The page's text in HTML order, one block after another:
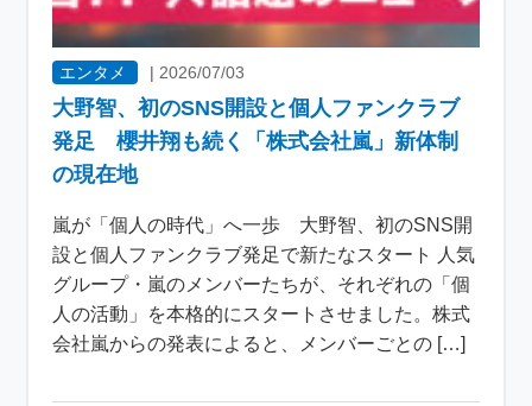
エンタメ |2026/07/03
大野智、初のSNS開設と個人ファンクラブ
発足 櫻井翔も続く「株式会社嵐」新体制
の現在地
嵐が「個人の時代」へ一歩 大野智、初のSNS開
設と個人ファンクラブ発足で新たなスタート 人気
グループ・嵐のメンバーたちが、それぞれの「個
人の活動」を本格的にスタートさせました。株式
会社嵐からの発表によると、メンバーごとの […]